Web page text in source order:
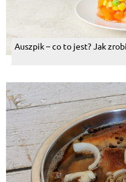
Auszpik – co to jest? Jak